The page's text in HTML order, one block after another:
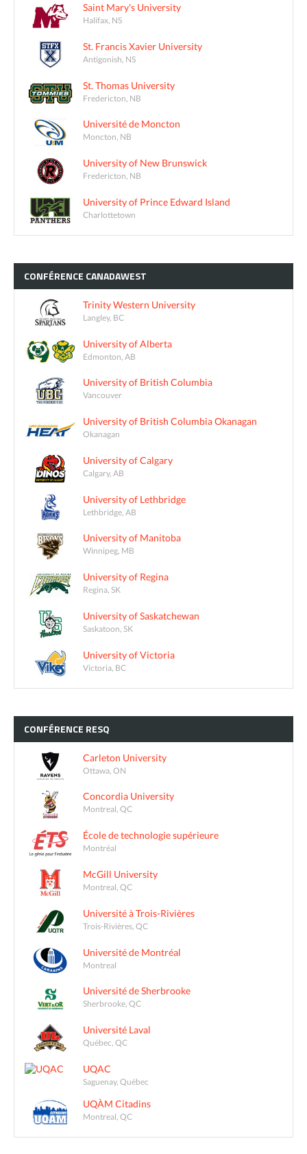
Saint Mary's University
Halifax, NS
St. Francis Xavier University
Antigonish, NS
St. Thomas University
Fredericton, NB
Université de Moncton
Moncton, NB
University of New Brunswick
Fredericton, NB
University of Prince Edward Island
Charlottetown
CONFÉRENCE CANADAWEST
Trinity Western University
Langley, BC
University of Alberta
Edmonton, AB
University of British Columbia
Vancouver
University of British Columbia Okanagan
Okanagan
University of Calgary
Calgary, AB
University of Lethbridge
Lethbridge, AB
University of Manitoba
Winnipeg, MB
University of Regina
Regina, SK
University of Saskatchewan
Saskatoon, SK
University of Victoria
Victoria, BC
CONFÉRENCE RESQ
Carleton University
Ottawa, ON
Concordia University
Montreal, QC
École de technologie supérieure
Montréal
McGill University
Montreal, QC
Université à Trois-Rivières
Trois-Rivières, QC
Université de Montréal
Montreal
Université de Sherbrooke
Sherbrooke, QC
Université Laval
Québec, QC
UQAC
Saguenay, Québec
UQÀM Citadins
Montreal, QC